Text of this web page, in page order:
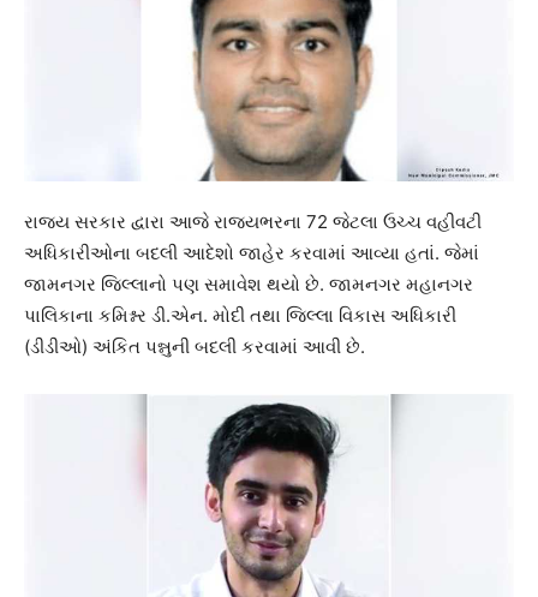
રાજ્ય સરકાર દ્વારા આજે રાજ્યભરના 72 જેટલા ઉચ્ચ વહીવટી
અધિકારીઓના બદલી આદેશો જાહેર કરવામાં આવ્યા હતાં. જેમાં
જામનગર જિલ્લાનો પણ સમાવેશ થયો છે. જામનગર મહાનગર
પાલિકાના કમિશ્નર ડી.એન. મોદી તથા જિલ્લા વિકાસ અધિકારી
(ડીડીઓ) અંકિત પન્નુની બદલી કરવામાં આવી છે.